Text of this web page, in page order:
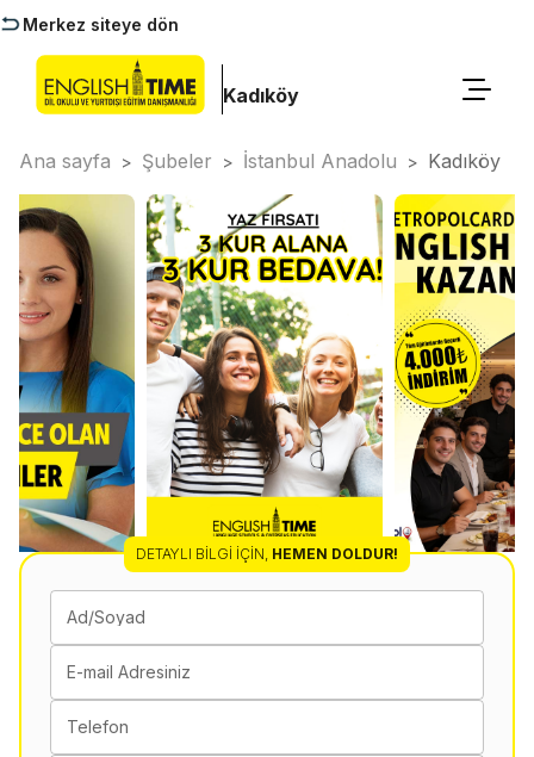
Merkez siteye dön
Kadıköy
Ana sayfa > Şubeler > İstanbul Anadolu > Kadıköy
DETAYLI BILGI İÇIN, HEMEN DOLDUR!
Ad/Soyad
E-mail Adresiniz
Telefon